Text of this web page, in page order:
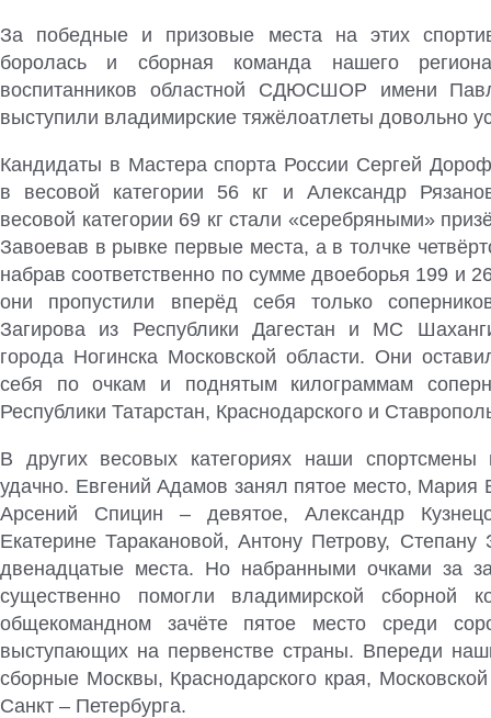
За победные и призовые места на этих
боролась и сборная команда нашего
воспитанников областной СДЮСШОР имени
выступили владимирские тяжёлоатлеты довольно
Кандидаты в Мастера спорта России Сергей
в весовой категории 56 кг и Александр
весовой категории 69 кг стали «серебряными»
Завоевав в рывке первые места, а в толчке
набрав соответственно по сумме двоеборья 199 и
они пропустили вперёд себя только
Загирова из Республики Дагестан и МС
города Ногинска Московской области. Они
себя по очкам и поднятым килограммам
Республики Татарстан, Краснодарского и
В других весовых категориях наши спортсмены
удачно. Евгений Адамов занял пятое место, Мария
Арсений Спицин – девятое, Александр
Екатерине Таракановой, Антону Петрову, Степану
двенадцатые места. Но набранными очками за
существенно помогли владимирской сборной
общекомандном зачёте пятое место среди
выступающих на первенстве страны. Впереди
сборные Москвы, Краснодарского края,
Санкт – Петербурга.